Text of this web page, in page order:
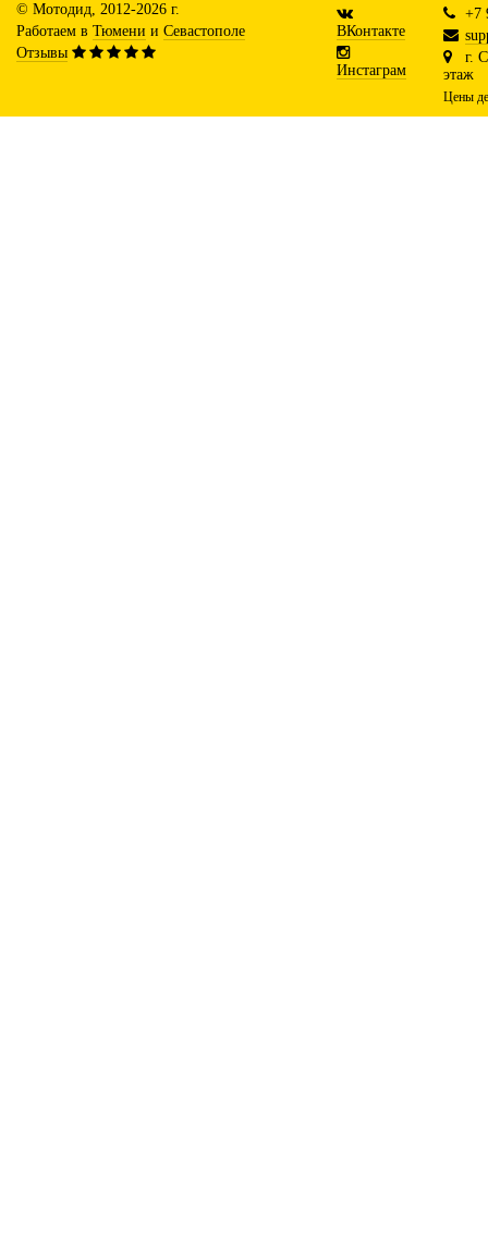
© Мотодид, 2012-2026 г.
Работаем в Тюмени и Севастополе
Отзывы
ВКонтакте
Инстаграм
+7
г.
этаж
Цены